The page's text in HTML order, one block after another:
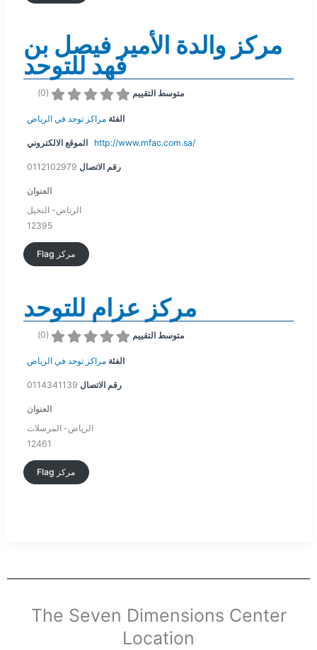
مركز والدة الأمير فيصل بن
فهد للتوحد
متوسط التقييم (
0
)
الفئة مراكز توحد في الرياض
الموقع الالكتروني http://www.mfac.com.sa/
رقم الاتصال 0112102979
العنوان
الرياض- النخيل
12395
Flag مركز
مركز عزام للتوحد
متوسط التقييم (
0
)
الفئة مراكز توحد في الرياض
رقم الاتصال 0114341139
العنوان
الرياض- المرسلات
12461
Flag مركز
The Seven Dimensions Center
Location